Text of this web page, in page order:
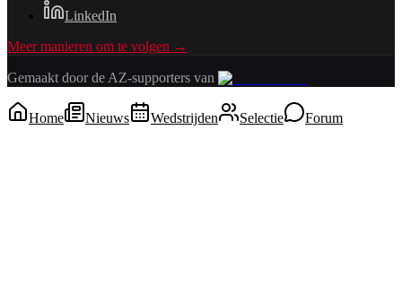
LinkedIn
Meer manieren om te volgen →
Gemaakt door de AZ-supporters van
Home Nieuws Wedstrijden Selectie Forum